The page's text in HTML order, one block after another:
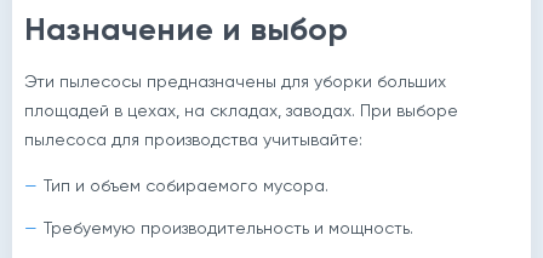
Назначение и выбор
Эти пылесосы предназначены для уборки больших
площадей в цехах, на складах, заводах. При выборе
пылесоса для производства учитывайте:
Тип и объем собираемого мусора.
Требуемую производительность и мощность.